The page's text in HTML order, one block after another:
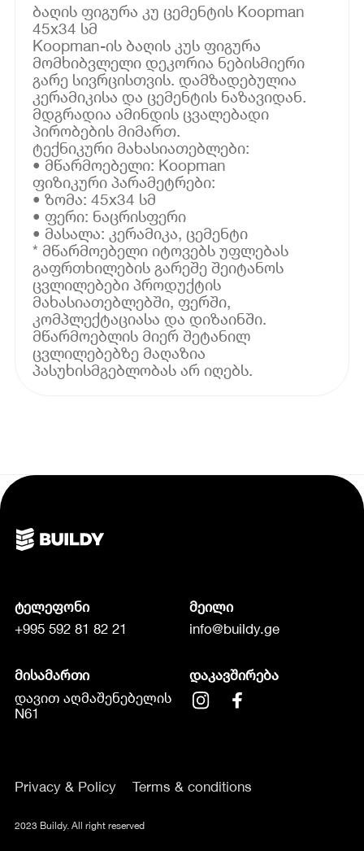
ბაღის ფიგურა კუ ცემენტის Koopman
45x34 სმ
Koopman-ის ბაღის კუს ფიგურა
მომხიბვლელი დეკორია ნებისმიერი
გარე სივრცისთვის. დამზადებულია
კერამიკისა და ცემენტის ნაზავიდან.
მდგრადია ამინდის ცვალებადი
პირობების მიმართ.
ტექნიკური მახასიათებლები:
• მწარმოებელი: Koopman
ფიზიკური პარამეტრები:
• ზომა: 45x34 სმ
• ფერი: ნაცრისფერი
• მასალა: კერამიკა, ცემენტი
* მწარმოებელი იტოვებს უფლებას
გაფრთხილების გარეშე შეიტანოს
ცვლილებები პროდუქტის
მახასიათებლებში, ფერში,
კომპლექტაციასა და დიზაინში.
მწარმოებლის მიერ შეტანილ
ცვლილებებზე მაღაზია
პასუხისმგებლობას არ იღებს.
ტელეფონი
+995 592 81 82 21
მეილი
info@buildy.ge
მისამართი
დავით აღმაშენებელის
N61
დაკავშირება
Privacy & Policy Terms & conditions
2023 Buildy. All right reserved